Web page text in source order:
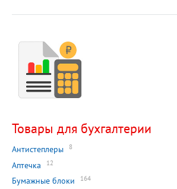
Товары для бухгалтерии
Антистеплеры 8
Аптечка 12
Бумажные блоки 164